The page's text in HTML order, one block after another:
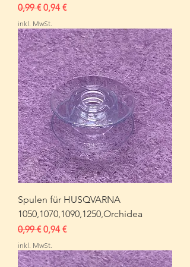
Standardpreis
0,99 € Sale-Preis
0,94 €
inkl. MwSt.
Spulen für HUSQVARNA
1050,1070,1090,1250,Orchidea
Standardpreis
0,99 € Sale-Preis
0,94 €
inkl. MwSt.